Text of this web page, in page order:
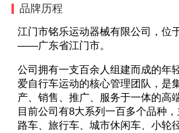
品牌历程
江门市铭乐运动器械有限公司，位
——广东省江门市。
公司拥有一支百余人组建而成的年
爱自行车运动的核心管理团队，是
产、销售、推广、服务于一体的高
目前公司有8大系列一百多个品种
路车、旅行车、城市休闲车、小轮